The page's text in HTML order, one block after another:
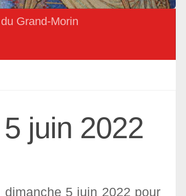
Grand-Morin
juin 2022
5 juin 2022 pour